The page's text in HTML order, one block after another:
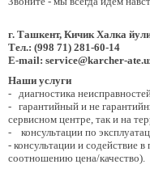
г. Ташкент, Кичик Халка
Тел.: (998 71) 281-60-14
Е-mail: service@karcher-
Наши услуги
- диагностика
- гарантийный и не
сервисном центре, так и на
- консультации по
- консультации и содействие
соотношению цена/качество).